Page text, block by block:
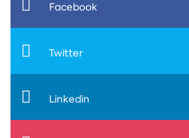
Facebook
Twitter
Linkedin